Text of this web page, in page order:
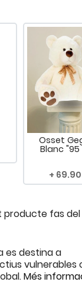
Osset
Blanc
69.90
producte fas
es destina a
vulnerables
Més